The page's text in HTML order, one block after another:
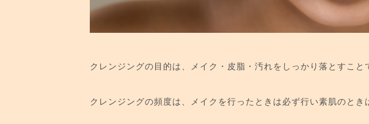
クレンジングの目的は、メイク・皮脂・汚れをしっかり落とすこと
クレンジングの頻度は、メイクを行ったときは必ず行い素肌のとき